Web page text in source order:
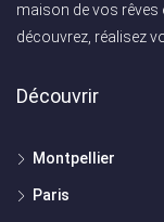
maison de vos rêves
découvrez, réalisez
Découvrir
Montpellier
Paris